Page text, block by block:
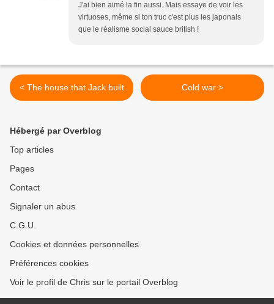
J'ai bien aimé la fin aussi. Mais essaye de voir les
virtuoses, même si ton truc c'est plus les japonais
que le réalisme social sauce british !
< The house that Jack built Cold war >
Hébergé par Overblog
Top articles
Pages
Contact
Signaler un abus
C.G.U.
Cookies et données personnelles
Préférences cookies
Voir le profil de Chris sur le portail Overblog